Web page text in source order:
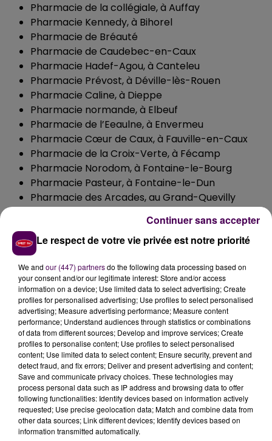
Pharmacie de la collégiale, à Auffay
Pharmacie Kennedy, à Bihorel
Pharmacie de Bréauté
Pharmacie de Caudebec-en-Caux
Pharmacie Hadef-Agou, à Canteleu
Pharmacie Prévost, à Déville-lès-Rouen
Pharmacie Caline, à Dieppe
Pharmacie normande, à Elbeuf
Pharmacie de l’Eeaulne, à Envermeu
Pharmacie Cœur de Caux, à Fauville-en-Caux
Pharmacie de la Croix-Verte, à Fécamp
Pharmacie Norodom, à Fontaine-le-Bourg
Pharmacie Pasteur, à Fontaine-le-Dun
Pharmacie des Arcades, au Grand-Quevilly
Pharmacie de Sanvic, au Havre
Pharmacie Jouette, à Lillebonne
Pharmacie de l’Hôtel de ville, à Malaunay
Pharmacie Guay, au Mesnil-Esnard
Pharmacie de la Belle-Etoile, à Montivilliers
Pharmacie Noditza, à Neufchâtel-en-Bray
Pharmacie de l’Europe, à Rouen
Pharmacie Cauchoise, à Rouen
Phamarcie Gambetta, à Saint-Etienne-du-
Rouvray
Pharmacie Petipas, à Yvetot
Pharmacie Vettes, à Beaumesnil
Pharmacie du château, à Boissey-le-Châtel
Le respect de votre vie privée est notre priorité
We and our (447) partnersdo the following data processing based on
your consent and/or our legitimate interest: Store and/or access
information on a device; Use limited data to select advertising; Create
profiles for personalised advertising; Use profiles to select personalised
advertising; Measure advertising performance; Measure content
performance; Understand audiences through statistics or combinations
of data from different sources; Develop and improve services; Create
profiles to personalise content; Use profiles to select personalised
content; Use limited data to select content; Ensure security, prevent and
detect fraud, and fix errors; Deliver and present advertising and content;
Save and communicate privacy choices. These technologies may
process personal data such as IP address and browsing data to offer
following functionalities: Identify devices based on information actively
requested; Use precise geolocation data; Match and combine data from
other data sources; Link different devices; Identify devices based on
information transmitted automatically.
Continuer sans accepter